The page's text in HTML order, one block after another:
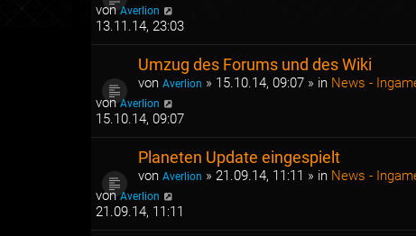
vonAverlion
13.11.14, 23:03
Umzug des Forums und des Wiki
von Averlion » 15.10.14, 09:07 » in News -
vonAverlion
15.10.14, 09:07
Planeten Update eingespielt
von Averlion » 21.09.14, 11:11 » in News -
vonAverlion
21.09.14, 11:11